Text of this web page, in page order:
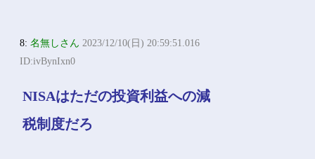
8:名無しさん 2023/12/10(日) 20:59:51.016
ID:ivBynIxn0
NISAはただの投資利益への減
税制度だろ